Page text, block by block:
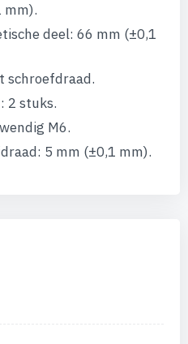
mm).
deel: 66 mm (±0,1
schroefdraad.
2 stuks.
M6.
5 mm (±0,1 mm).